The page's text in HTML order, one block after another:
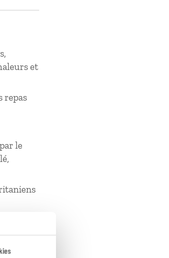
et
repas
le